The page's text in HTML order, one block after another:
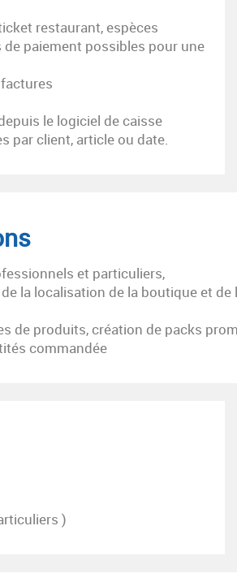
restaurant, espèces
paiement possibles pour une
le logiciel de caisse
par client, article ou date.
et particuliers,
la localisation de la boutique et
de produits, création de packs
commandée
)